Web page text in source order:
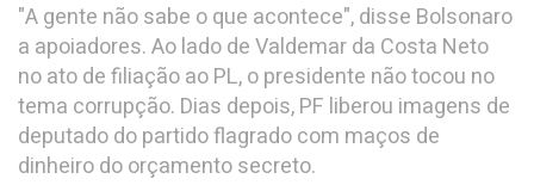
"A gente não sabe o que acontece", disse Bolsonaro
a apoiadores. Ao lado de Valdemar da Costa Neto
no ato de filiação ao PL, o presidente não tocou no
tema corrupção. Dias depois, PF liberou imagens de
deputado do partido flagrado com maços de
dinheiro do orçamento secreto.